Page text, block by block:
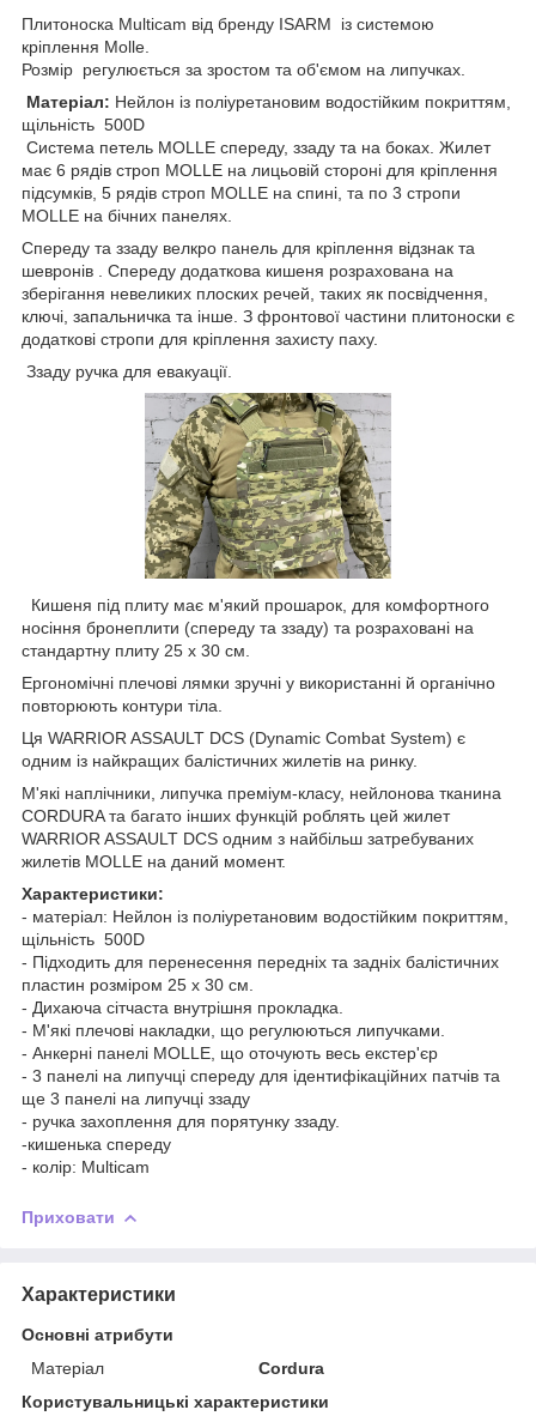
Плитоноска Multicam від бренду ISARM із системою
кріплення Molle.
Розмір регулюється за зростом та об'ємом на липучках.
Матеріал: Нейлон із поліуретановим водостійким покриттям,
щільність 500D
Система петель MOLLE спереду, ззаду та на боках. Жилет
має 6 рядів строп MOLLE на лицьовій стороні для кріплення
підсумків, 5 рядів строп MOLLE на спині, та по 3 стропи
MOLLE на бічних панелях.
Спереду та ззаду велкро панель для кріплення відзнак та
шевронів . Спереду додаткова кишеня розрахована на
зберігання невеликих плоских речей, таких як посвідчення,
ключі, запальничка та інше. З фронтової частини плитоноски є
додаткові стропи для кріплення захисту паху.
Ззаду ручка для евакуації.
Кишеня під плиту має м'який прошарок, для комфортного
носіння бронеплити (спереду та ззаду) та розраховані на
стандартну плиту 25 х 30 см.
Ергономічні плечові лямки зручні у використанні й органічно
повторюють контури тіла.
Ця WARRIOR ASSAULT DCS (Dynamic Combat System) є
одним із найкращих балістичних жилетів на ринку.
М'які наплічники, липучка преміум-класу, нейлонова тканина
CORDURA та багато інших функцій роблять цей жилет
WARRIOR ASSAULT DCS одним з найбільш затребуваних
жилетів MOLLE на даний момент.
Характеристики:
- матеріал: Нейлон із поліуретановим водостійким покриттям,
щільність 500D
- Підходить для перенесення передніх та задніх балістичних
пластин розміром 25 x 30 см.
- Дихаюча сітчаста внутрішня прокладка.
- М'які плечові накладки, що регулюються липучками.
- Анкерні панелі MOLLE, що оточують весь екстер'єр
- 3 панелі на липучці спереду для ідентифікаційних патчів та
ще 3 панелі на липучці ззаду
- ручка захоплення для порятунку ззаду.
-кишенька спереду
- колір: Multicam
Приховати
Характеристики
Основні атрибути
Матеріал
Cordura
Користувальницькі характеристики